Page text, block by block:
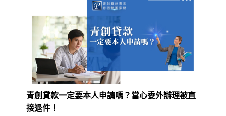
青創貸款一定要本人申請嗎？當心委外辦理被直
接退件！